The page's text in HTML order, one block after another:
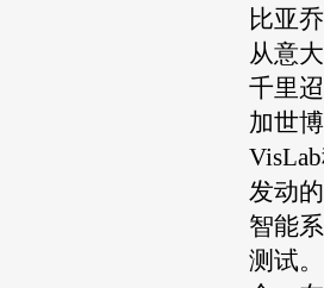
比亚
从意
千里
加世
发动
智能
测试